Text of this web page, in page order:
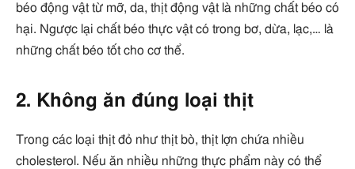
béo động vật từ mỡ, da, thịt động vật là những chất béo có
hại. Ngược lại chất béo thực vật có trong bơ, dừa, lạc,… là
những chất béo tốt cho cơ thể.
2. Không ăn đúng loại thịt
Trong các loại thịt đỏ như thịt bò, thịt lợn chứa nhiều
cholesterol. Nếu ăn nhiều những thực phẩm này có thể